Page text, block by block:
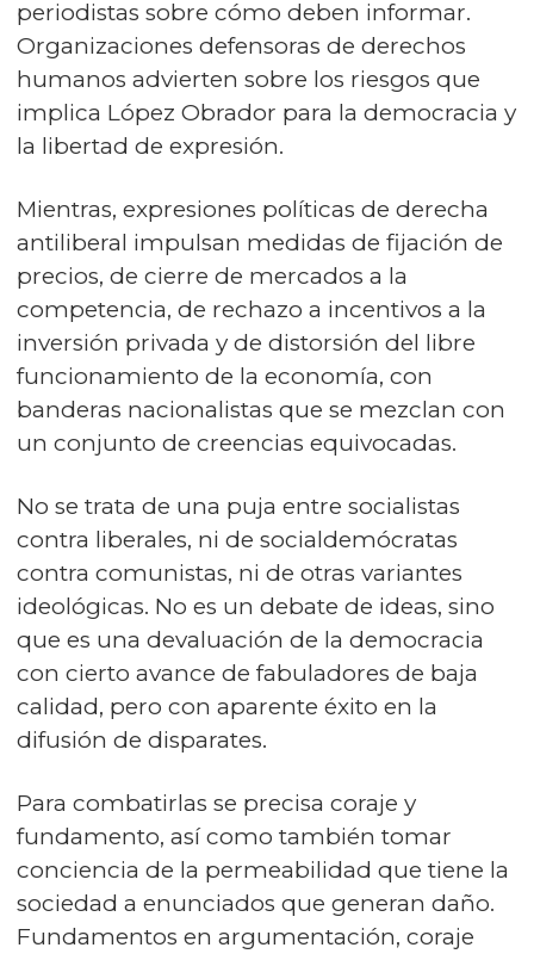
periodistas sobre cómo deben informar.
Organizaciones defensoras de derechos
humanos advierten sobre los riesgos que
implica López Obrador para la democracia y
la libertad de expresión.
Mientras, expresiones políticas de derecha
antiliberal impulsan medidas de fijación de
precios, de cierre de mercados a la
competencia, de rechazo a incentivos a la
inversión privada y de distorsión del libre
funcionamiento de la economía, con
banderas nacionalistas que se mezclan con
un conjunto de creencias equivocadas.
No se trata de una puja entre socialistas
contra liberales, ni de socialdemócratas
contra comunistas, ni de otras variantes
ideológicas. No es un debate de ideas, sino
que es una devaluación de la democracia
con cierto avance de fabuladores de baja
calidad, pero con aparente éxito en la
difusión de disparates.
Para combatirlas se precisa coraje y
fundamento, así como también tomar
conciencia de la permeabilidad que tiene la
sociedad a enunciados que generan daño.
Fundamentos en argumentación, coraje